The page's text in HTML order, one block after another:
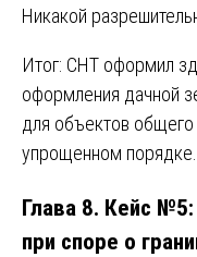
Никакой
Итог: СНТ оформил
оформления дачной
для объектов
упрощенном порядке.
Глава 8. Кейс
при споре о